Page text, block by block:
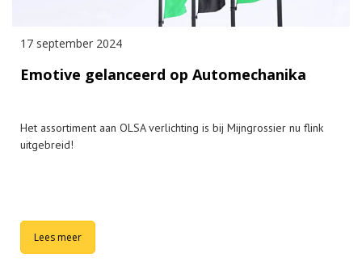
17 september 2024
Emotive gelanceerd op Automechanika
Het assortiment aan OLSA verlichting is bij Mijngrossier nu flink
uitgebreid!
Lees meer